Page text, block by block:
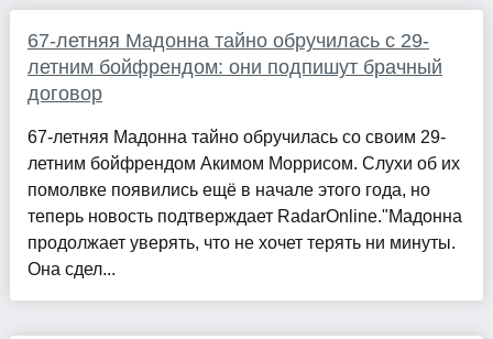
67-летняя Мадонна тайно обручилась с 29-
летним бойфрендом: они подпишут брачный
договор
67-летняя Мадонна тайно обручилась со своим 29-
летним бойфрендом Акимом Моррисом. Слухи об их
помолвке появились ещё в начале этого года, но
теперь новость подтверждает RadarOnline."Мадонна
продолжает уверять, что не хочет терять ни минуты.
Она сдел...